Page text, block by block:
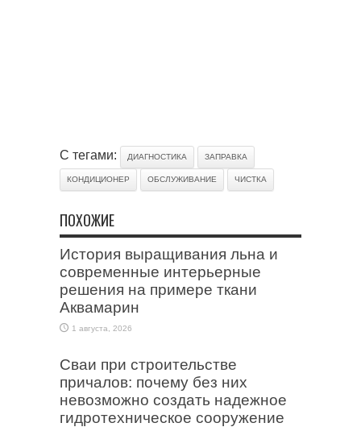
С тегами: ДИАГНОСТИКА ЗАПРАВКА
КОНДИЦИОНЕР ОБСЛУЖИВАНИЕ ЧИСТКА
ПОХОЖИЕ
История выращивания льна и
современные интерьерные
решения на примере ткани
Аквамарин
1 августа, 2026
Сваи при строительстве
причалов: почему без них
невозможно создать надежное
гидротехническое сооружение